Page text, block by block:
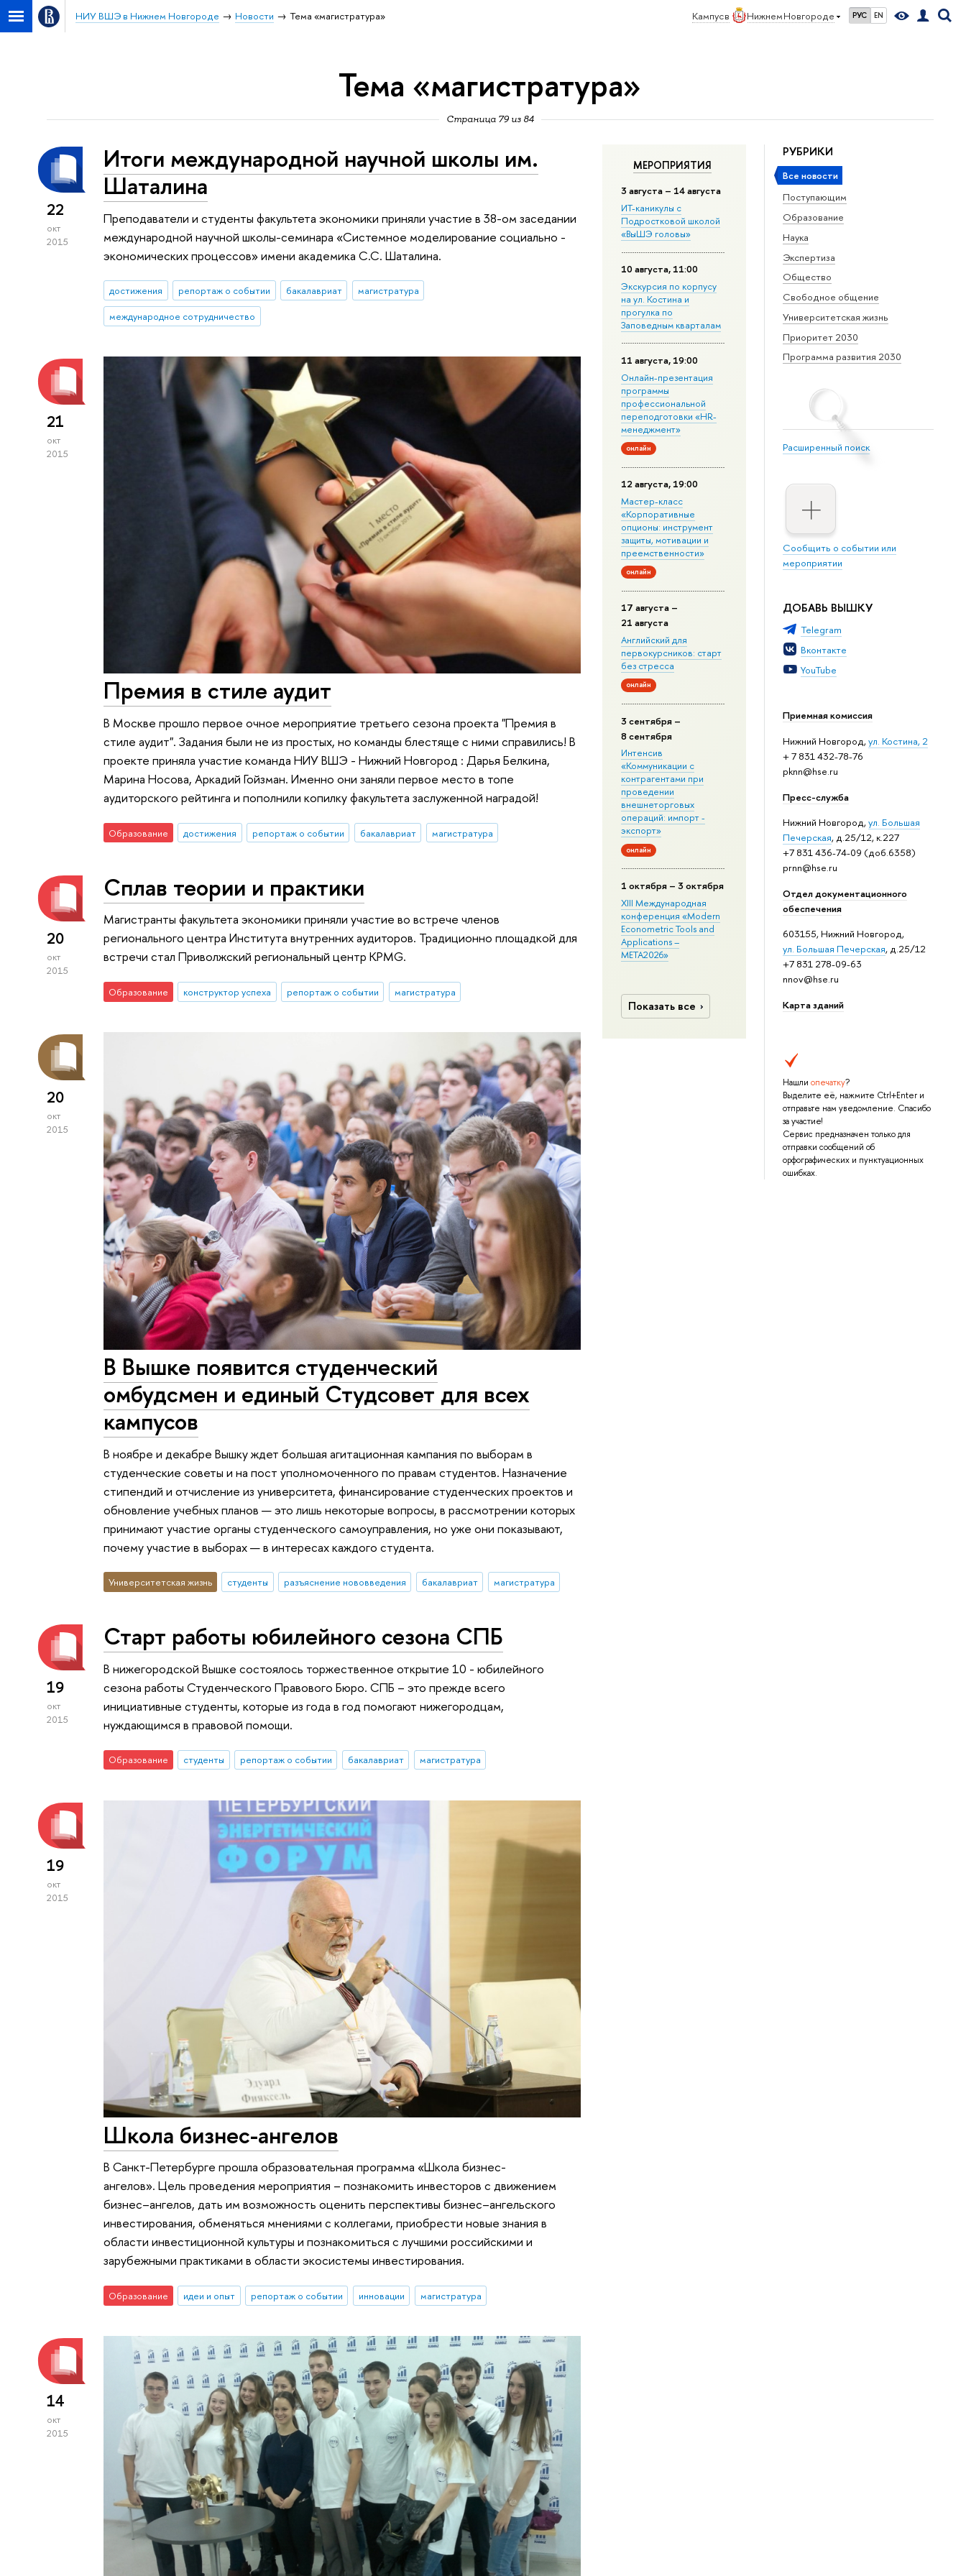
Кампус в Нижнем Новгороде РУС EN
НИУ ВШЭ в Нижнем Новгороде Новости Тема «магистратура»
Тема «магистратура»
Страница 79 из 84
РУБРИКИ
Все новости
Поступающим
Образование
Наука
Экспертиза
Общество
Свободное общение
Университетская жизнь
Приоритет 2030
Программа развития 2030
Расширенный поиск
Сообщить о событии или
мероприятии
ДОБАВЬ ВЫШКУ
Telegram
Вконтакте
YouTube
Приемная комиссия
Нижний Новгород,ул. Костина, 2
+ 7 831 432-78-76
pknn@hse.ru
Пресс-служба
Нижний Новгород,ул. Большая
Печерская, д.25/12, к.227
+7 831 436-74-09 (доб.6358)
prnn@hse.ru
Отдел документационного
обеспечения
603155, Нижний Новгород,
ул. Большая Печерская, д.25/12
+7 831 278-09-63
nnov@hse.ru
Карта зданий
Нашли опечатку?
Выделите её, нажмите Ctrl+Enter и
отправьте нам уведомление. Спасибо
за участие!
Сервис предназначен только для
отправки сообщений об
орфографических и пунктуационных
ошибках.
МЕРОПРИЯТИЯ
3 августа – 14 августа
ИТ-каникулы с
Подростковой школой
«ВыШЭ головы»
10 августа, 11:00
Экскурсия по корпусу
на ул. Костина и
прогулка по
Заповедным кварталам
11 августа, 19:00
Онлайн-презентация
программы
профессиональной
переподготовки «HR-
менеджмент»
онлайн
12 августа, 19:00
Мастер-класс
«Корпоративные
опционы: инструмент
защиты, мотивации и
преемственности»
онлайн
17 августа –
21 августа
Английский для
первокурсников: старт
без стресса
онлайн
3 сентября –
8 сентября
Интенсив
«Коммуникации с
контрагентами при
проведении
внешнеторговых
операций: импорт -
экспорт»
онлайн
1 октября – 3 октября
XIII Международная
конференция «Modern
Econometric Tools and
Applications –
META2026»
Показать все
22
окт
2015
Итоги международной научной школы им.
Шаталина
Преподаватели и студенты факультета экономики приняли участие в 38-ом заседании
международной научной школы-семинара «Системное моделирование социально -
экономических процессов» имени академика С.С. Шаталина.
достижения репортаж о событии бакалавриат
магистратура
международное сотрудничество
21
окт
2015
Премия в стиле аудит
В Москве прошло первое очное мероприятие третьего сезона проекта "Премия в
стиле аудит". Задания были не из простых, но команды блестяще с ними справились! В
проекте приняла участие команда НИУ ВШЭ - Нижний Новгород : Дарья Белкина,
Марина Носова, Аркадий Гойзман. Именно они заняли первое место в топе
аудиторского рейтинга и пополнили копилку факультета заслуженной наградой!
Образование достижения репортаж о событии бакалавриат магистратура
20
окт
2015
Сплав теории и практики
Магистранты факультета экономики приняли участие во встрече членов
регионального центра Института внутренних аудиторов. Традиционно площадкой для
встречи стал Приволжский региональный центр KPMG.
Образование конструктор успеха репортаж о событии магистратура
20
окт
2015
В Вышке появится студенческий
омбудсмен и единый Студсовет для всех
кампусов
В ноябре и декабре Вышку ждет большая агитационная кампания по выборам в
студенческие советы и на пост уполномоченного по правам студентов. Назначение
стипендий и отчисление из университета, финансирование студенческих проектов и
обновление учебных планов — это лишь некоторые вопросы, в рассмотрении которых
принимают участие органы студенческого самоуправления, но уже они показывают,
почему участие в выборах — в интересах каждого студента.
Университетская жизнь студенты разъяснение нововведения бакалавриат магистратура
19
окт
2015
Старт работы юбилейного сезона СПБ
В нижегородской Вышке состоялось торжественное открытие 10 - юбилейного
сезона работы Студенческого Правового Бюро. СПБ – это прежде всего
инициативные студенты, которые из года в год помогают нижегородцам,
нуждающимся в правовой помощи.
Образование студенты репортаж о событии бакалавриат магистратура
19
окт
2015
Школа бизнес-ангелов
В Санкт-Петербурге прошла образовательная программа «Школа бизнес-
ангелов». Цель проведения мероприятия – познакомить инвесторов с движением
бизнес–ангелов, дать им возможность оценить перспективы бизнес–ангельского
инвестирования, обменяться мнениями с коллегами, приобрести новые знания в
области инвестиционной культуры и познакомиться с лучшими российскими и
зарубежными практиками в области экосистемы инвестирования.
Образование идеи и опыт репортаж о событии инновации магистратура
14
окт
2015